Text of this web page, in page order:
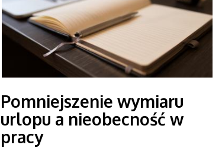
Pomniejszenie wymiaru
urlopu a nieobecność w
pracy